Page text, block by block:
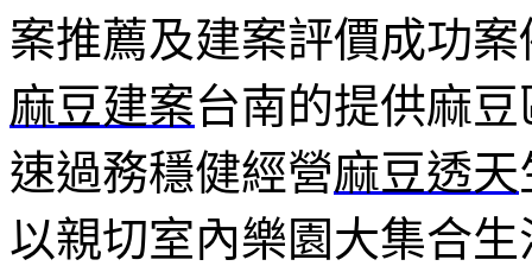
案推薦及建案評價成功
麻豆建案台南的提供麻
速過務穩健經營麻豆透天
以親切室內樂園大集合